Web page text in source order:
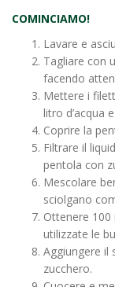
COMINCIAMO!
Lavare e
Tagliare con
facendo
Mettere i
litro d’acqua
Coprire la
Filtrare il
pentola con
Mescolare
sciolgano
Ottenere
utilizzate le
Aggiungere
zucchero.